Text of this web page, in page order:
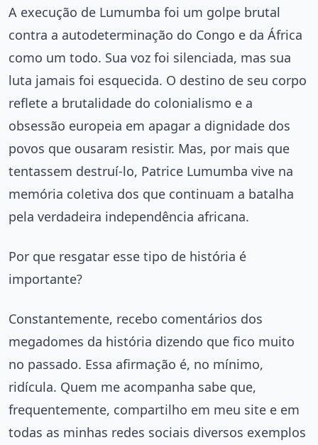
A execução de Lumumba foi um golpe brutal
contra a autodeterminação do Congo e da África
como um todo. Sua voz foi silenciada, mas sua
luta jamais foi esquecida. O destino de seu corpo
reflete a brutalidade do colonialismo e a
obsessão europeia em apagar a dignidade dos
povos que ousaram resistir. Mas, por mais que
tentassem destruí-lo, Patrice Lumumba vive na
memória coletiva dos que continuam a batalha
pela verdadeira independência africana.
Por que resgatar esse tipo de história é
importante?
Constantemente, recebo comentários dos
megadomes da história dizendo que fico muito
no passado. Essa afirmação é, no mínimo,
ridícula. Quem me acompanha sabe que,
frequentemente, compartilho em meu site e em
todas as minhas redes sociais diversos exemplos